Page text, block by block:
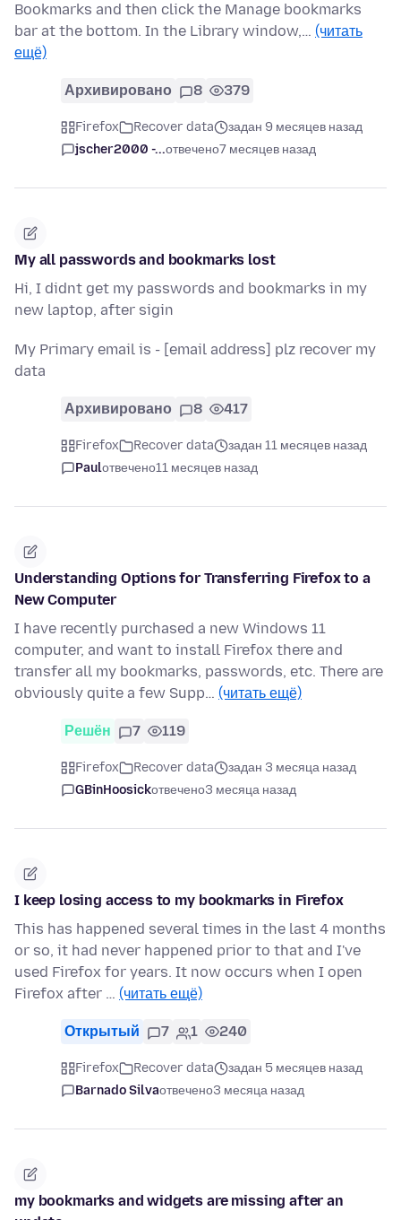
Bookmarks and then click the Manage bookmarks
bar at the bottom. In the Library window,… (читать
ещё)
Архивировано 8 379
Firefox Recover data
задан 9 месяцев назад
jscher2000 -...отвечено7 месяцев назад
My all passwords and bookmarks lost
Hi, I didnt get my passwords and bookmarks in my
new laptop, after sigin
My Primary email is - [email address] plz recover my
data
Архивировано 8 417
Firefox Recover data
задан 11 месяцев назад
Paulотвечено11 месяцев назад
Understanding Options for Transferring Firefox to a
New Computer
I have recently purchased a new Windows 11
computer, and want to install Firefox there and
transfer all my bookmarks, passwords, etc. There are
obviously quite a few Supp… (читать ещё)
Решён 7 119
Firefox Recover data
задан 3 месяца назад
GBinHoosickотвечено3 месяца назад
I keep losing access to my bookmarks in Firefox
This has happened several times in the last 4 months
or so, it had never happened prior to that and I've
used Firefox for years. It now occurs when I open
Firefox after … (читать ещё)
Открытый 7 1 240
Firefox Recover data
задан 5 месяцев назад
Barnado Silvaотвечено3 месяца назад
my bookmarks and widgets are missing after an